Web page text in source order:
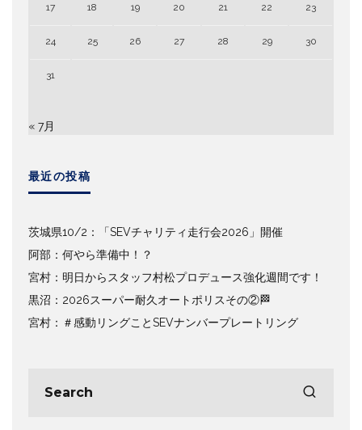
17 18 19 20 21 22 23
24 25 26 27 28 29 30
31
« 7月
最近の投稿
茨城県10/2：「SEVチャリティ走行会2026」開催
阿部：何やら準備中！？
宮村：明日からスタッフ村松プロデュース強化週間です！
黒沼：2026スーパー耐久オートポリスその②🏁
宮村：＃感動リングことSEVナンバープレートリング